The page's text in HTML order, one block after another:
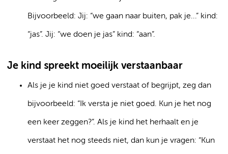
Bijvoorbeeld: Jij: “we gaan naar buiten, pak je...” kind:
“jas”. Jij: “we doen je jas” kind: “aan”.
Je kind spreekt moeilijk verstaanbaar
Als je je kind niet goed verstaat of begrijpt, zeg dan
bijvoorbeeld: “Ik versta je niet goed. Kun je het nog
een keer zeggen?”. Als je kind het herhaalt en je
verstaat het nog steeds niet, dan kun je vragen: “Kun